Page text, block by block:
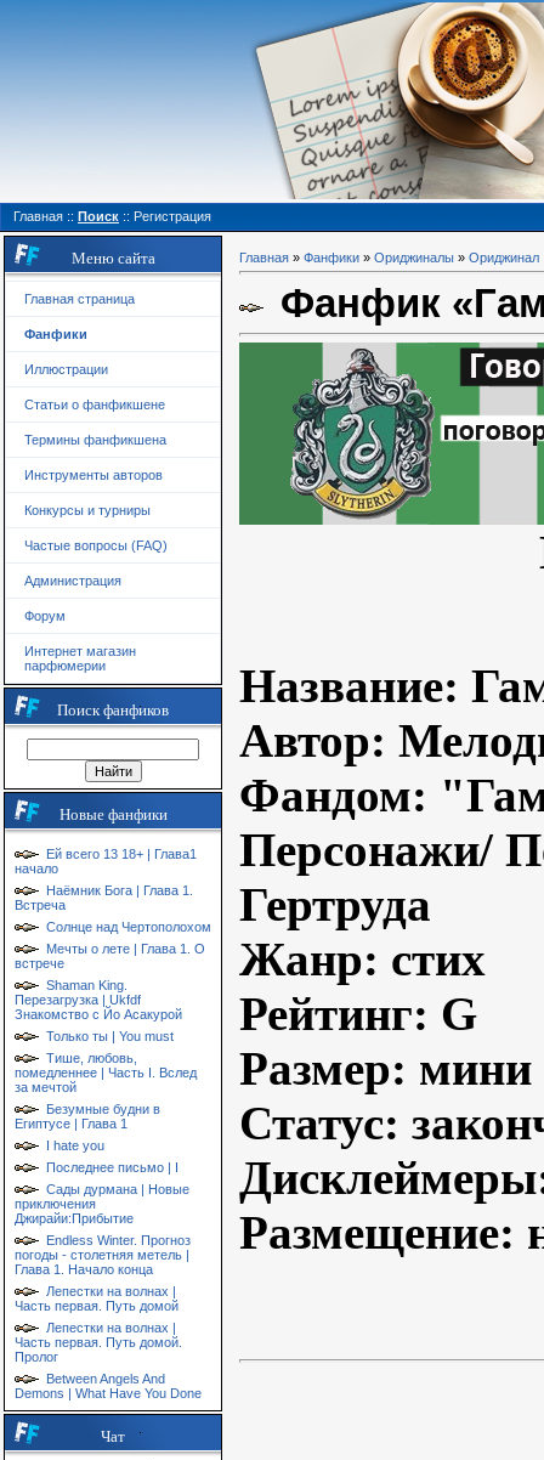
Главная :: Поиск :: Регистрация
Меню сайта
Главная страница
Фанфики
Иллюстрации
Статьи о фанфикшене
Термины фанфикшена
Инструменты авторов
Конкурсы и турниры
Частые вопросы (FAQ)
Администрация
Форум
Интернет магазин
парфюмерии
Поиск фанфиков
Новые фанфики
Ей всего 13 18+ | Глава1
начало
Наёмник Бога | Глава 1.
Встреча
Солнце над Чертополохом
Мечты о лете | Глава 1. О
встрече
Shaman King.
Перезагрузка | Ukfdf
Знакомство с Йо Асакурой
Только ты | You must
Тише, любовь,
помедленнее | Часть I. Вслед
за мечтой
Безумные будни в
Египтусе | Глава 1
I hate you
Последнее письмо | I
Сады дурмана | Новые
приключения
Джирайи:Прибытие
Endless Winter. Прогноз
погоды - столетняя метель |
Глава 1. Начало конца
Лепестки на волнах |
Часть первая. Путь домой
Лепестки на волнах |
Часть первая. Путь домой.
Пролог
Between Angels And
Demons | What Have You Done
Чат
Главная » Фанфики » Ориджиналы » Ориджинал
Фанфик
Название:
Автор:
Фандом:
Персонажи/
Гертруда
Жанр: стих
Рейтинг: G
Размер: мини
Статус:
Дисклеймеры
Размещение: